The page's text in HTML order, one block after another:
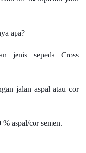
apa?
jenis sepeda Cross
jalan aspal atau cor
aspal/cor semen.